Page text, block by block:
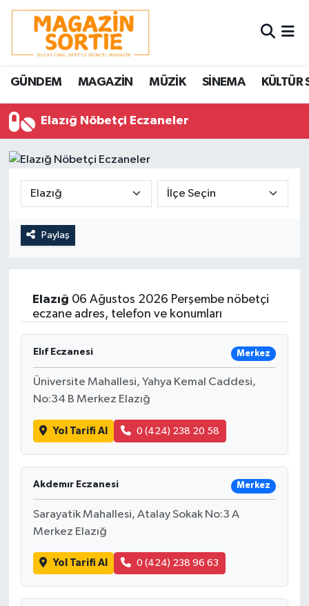
GÜNDEM MAGAZİN MÜZİK SİNEMA KÜLTÜR
Elazığ Nöbetçi Eczaneler
Paylaş
Elazığ 06 Ağustos 2026 Perşembe nöbetçi
eczane adres, telefon ve konumları
Elıf Eczanesi Merkez
Üniversite Mahallesi, Yahya Kemal Caddesi,
No:34 B Merkez Elazığ
Yol Tarifi Al 0 (424) 238 20 58
Akdemır Eczanesi Merkez
Sarayatik Mahallesi, Atalay Sokak No:3 A
Merkez Elazığ
Yol Tarifi Al 0 (424) 238 96 63
Nöbetçi Eczaneler
Hava Durumu
Trafik Durumu
Süper Lig Puan Durumu ve Fikstür
Tüm Manşetler
Son Dakika Haberleri